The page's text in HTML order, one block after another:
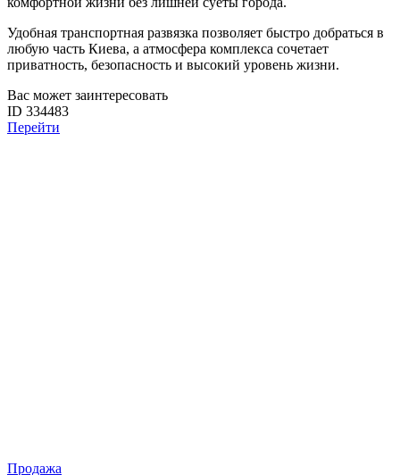
Удобная транспортная развязка позволяет быстро добраться в
любую часть Киева, а атмосфера комплекса сочетает
приватность, безопасность и высокий уровень жизни.
Вас может заинтересовать
ID 334483
Перейти
Продажа